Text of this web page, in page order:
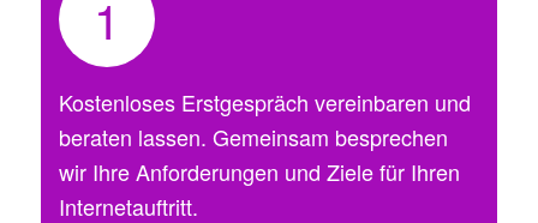
1
Kostenloses Erstgespräch vereinbaren und
beraten lassen. Gemeinsam besprechen
wir Ihre Anforderungen und Ziele für Ihren
Internetauftritt.